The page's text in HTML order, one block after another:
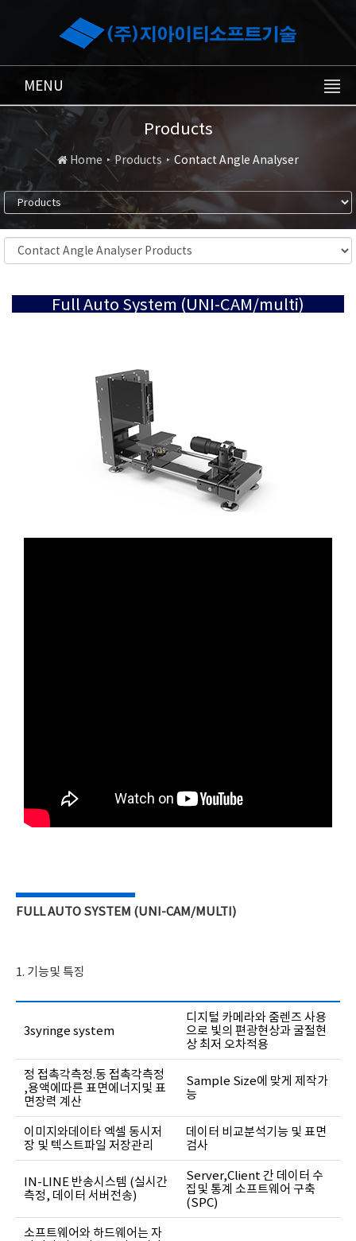
MENU
Products
Home Products Contact Angle Analyser
Full Auto System (UNI-CAM/multi)
FULL AUTO SYSTEM (UNI-CAM/MULTI)
1. 기능및 특징
3syringe system
디지털 카메라와 줌렌즈 사용
으로 빛의 편광현상과 굴절현
상 최저 오차적용
정 접촉각측정.동 접촉각측정
,용액에따른 표면에너지및 표
면장력 계산
Sample Size에 맞게 제작가
능
이미지와데이타 엑셀 동시저
장 및 텍스트파일 저장관리
데이터 비교분석기능 및 표면
검사
IN-LINE 반송시스템 (실시간
측정, 데이터 서버전송)
Server,Client 간 데이터 수
집및 통계 소프트웨어 구축
(SPC)
소프트웨어와 하드웨어는 자